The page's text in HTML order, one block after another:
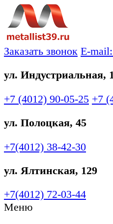
Заказать звонок E-
ул. Индустриальная,
+7 (4012) 90-05-25 +7
ул. Полоцкая, 45
+7(4012) 38-42-30
ул. Ялтинская, 129
+7(4012) 72-03-44
Меню